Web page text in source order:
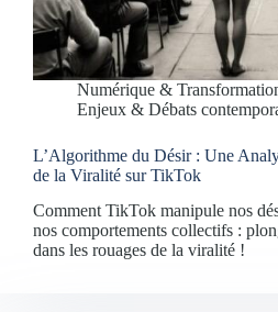
Numérique &
Enjeux & Débats
L’Algorithme du Désir : Une
de la Viralité sur TikTok
Comment TikTok manipule nos
nos comportements collectifs :
dans les rouages de la viralité !